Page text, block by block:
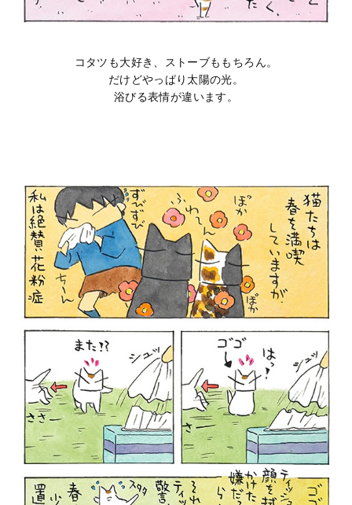
コタツも大好き、ストーブももちろん。
だけどやっぱり太陽の光。
浴びる表情が違います。